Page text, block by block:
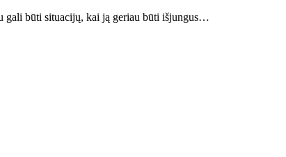
gali būti situacijų, kai ją geriau būti išjungus…